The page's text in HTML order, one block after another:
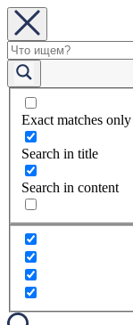
Exact matches only
Search in title
Search in content